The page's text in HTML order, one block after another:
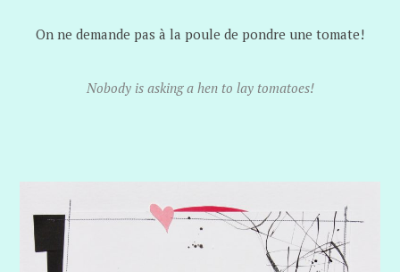
On ne demande pas à la poule de pondre une tomate!
Nobody is asking a hen to lay tomatoes!